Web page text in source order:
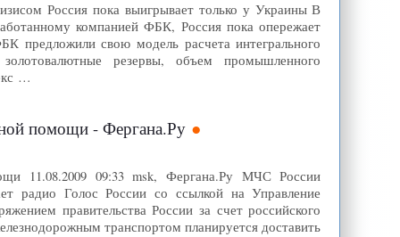
Россия пока выигрывает только у Украины В
компанией ФБК, Россия пока опережает
предложили свою модель расчета интегрального
резервы, объем промышленного
…
помощи - Фергана.Ру
11.08.2009 09:33 msk, Фергана.Ру МЧС России
радио Голос России со ссылкой на Управление
правительства России за счет российского
транспортом планируется доставить